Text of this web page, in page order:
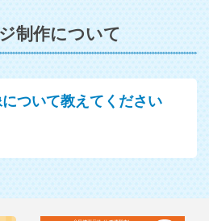
制作について
ついて教えてください